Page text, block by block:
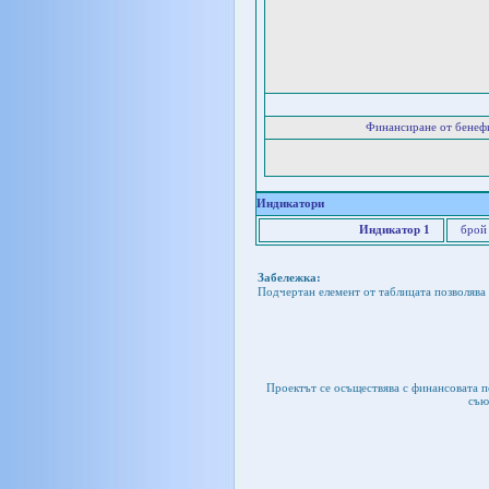
Финансиране от
Индикатори
Индикатор 1 брой
Забележка:
Подчертан елемент от таблицата
Проектът се осъществява с финансовата